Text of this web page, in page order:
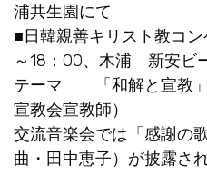
浦共生園にて
■日韓親善キリスト教コ
～18：00、木浦 新安ビ
テーマ 「和解と宣教」
宣教会宣教師）
交流音楽会では「感謝の
曲・田中恵子）が披露され